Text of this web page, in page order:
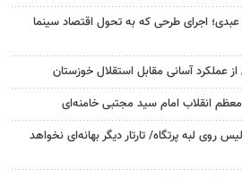
عبدی؛ اجرای طرحی که به تحول اقتصاد سینما
از عملکرد آسانی مقابل استقلال خوزستان
انقلاب امام سید مجتبی خامنه‌ای
روی لبه پرتگاه/ تارتار دیگر بهانه‌ای نخواهد